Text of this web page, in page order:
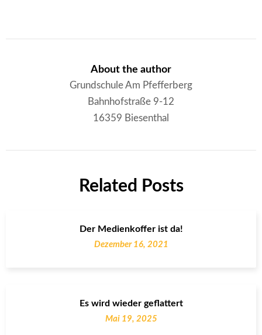
About the author
Grundschule Am Pfefferberg
Bahnhofstraße 9-12
16359 Biesenthal
Related Posts
Der Medienkoffer ist da!
Dezember 16, 2021
Es wird wieder geflattert
Mai 19, 2025